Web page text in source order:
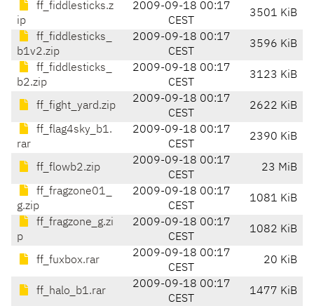
ff_fiddlesticks.z
ip
2009-09-18 00:17
CEST
3501 KiB
ff_fiddlesticks_
b1v2.zip
2009-09-18 00:17
CEST
3596 KiB
ff_fiddlesticks_
b2.zip
2009-09-18 00:17
CEST
3123 KiB
ff_fight_yard.zip
2009-09-18 00:17
CEST
2622 KiB
ff_flag4sky_b1.
rar
2009-09-18 00:17
CEST
2390 KiB
ff_flowb2.zip
2009-09-18 00:17
CEST
23 MiB
ff_fragzone01_
g.zip
2009-09-18 00:17
CEST
1081 KiB
ff_fragzone_g.zi
p
2009-09-18 00:17
CEST
1082 KiB
ff_fuxbox.rar
2009-09-18 00:17
CEST
20 KiB
ff_halo_b1.rar
2009-09-18 00:17
CEST
1477 KiB